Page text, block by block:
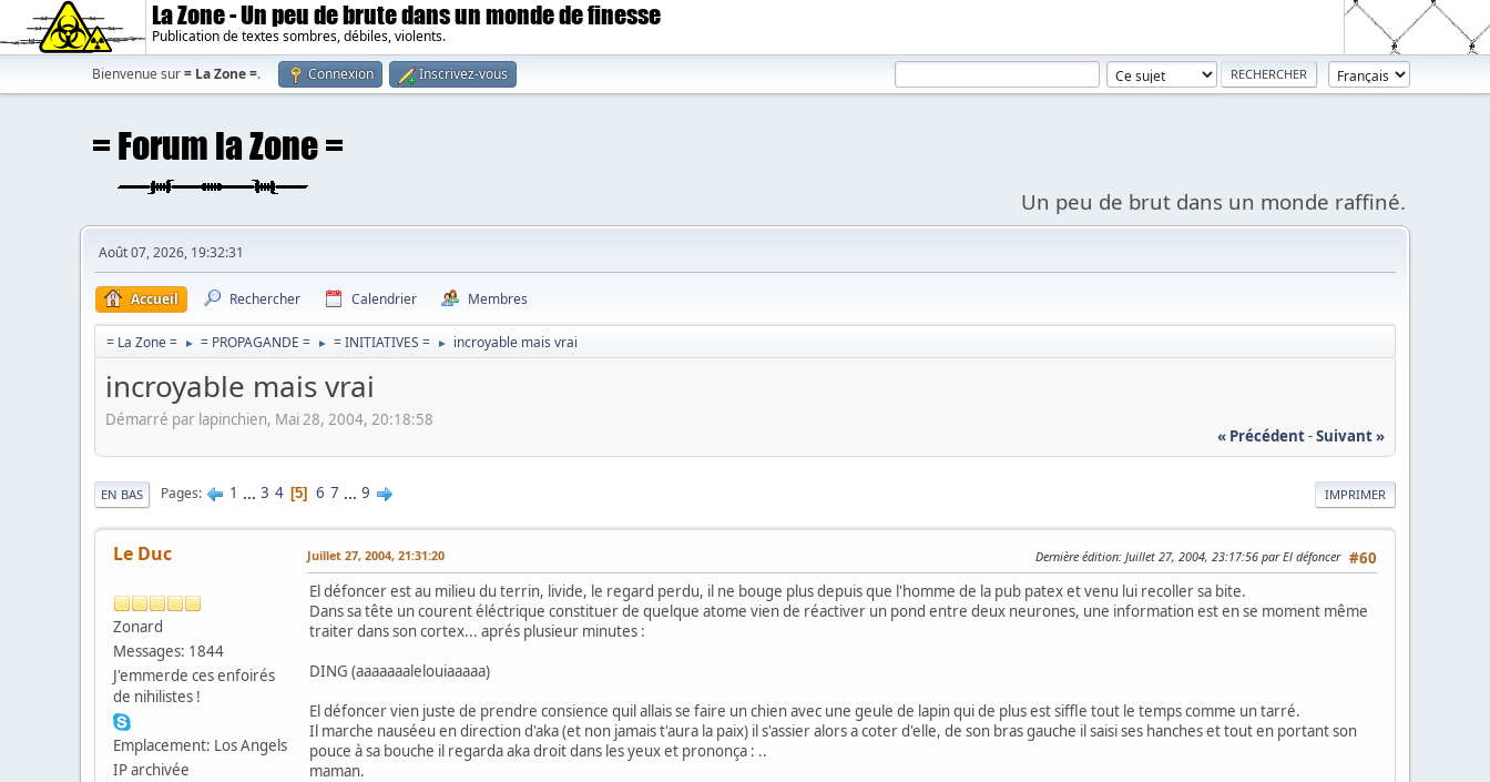
La Zone - Un peu de brute dans un monde de finesse
Publication de textes sombres, débiles, violents.
Bienvenue sur= La Zone =. Connexion Inscrivez-vous
Un peu de brut dans un monde raffiné.
Août 07, 2026, 19:32:31
Accueil Rechercher Calendrier Membres
= La Zone = ► = PROPAGANDE = ► = INITIATIVES = ► incroyable mais vrai
incroyable mais vrai
Démarré par lapinchien, Mai 28, 2004, 20:18:58
« Précédent-Suivant »
IMPRIMER
EN BAS Pages 1 ... 3 4 5 6 7 ... 9
Le Duc
Zonard
Messages: 1844
J'emmerde ces enfoirés
de nihilistes !
Emplacement: Los Angels
IP archivée
#60
Juillet 27, 2004, 21:31:20 Dernière édition: Juillet 27, 2004, 23:17:56 par El défoncer
El défoncer est au milieu du terrin, livide, le regard perdu, il ne bouge plus depuis que l'homme de la pub patex et venu lui recoller sa bite.
Dans sa tête un courent éléctrique constituer de quelque atome vien de réactiver un pond entre deux neurones, une information est en se moment même
traiter dans son cortex... aprés plusieur minutes :
DING (aaaaaaalelouiaaaaa)
El défoncer vien juste de prendre consience quil allais se faire un chien avec une geule de lapin qui de plus est siffle tout le temps comme un tarré.
Il marche nauséeu en direction d'aka (et non jamais t'aura la paix) il s'assier alors a coter d'elle, de son bras gauche il saisi ses hanches et tout en portant son
pouce à sa bouche il regarda aka droit dans les yeux et prononça : ..
maman.